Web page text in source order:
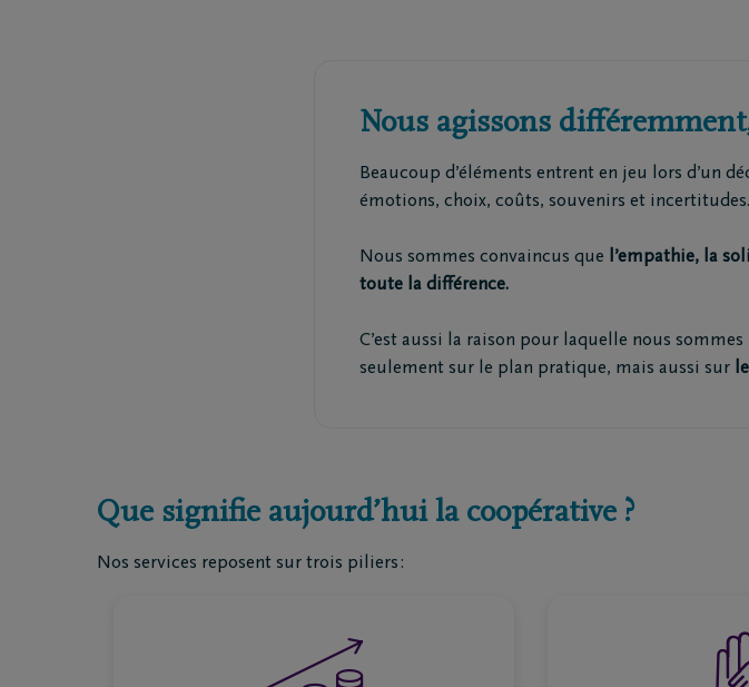
Événements
Blog
Nous agissons
Beaucoup d’éléments entrent en jeu lors d’un
émotions, choix, coûts, souvenirs et
Nous sommes convaincus que l’empathie, la
toute la différence.
C’est aussi la raison pour laquelle nous
seulement sur le plan pratique, mais aussi sur
Que signifie aujourd’hui la coopérative ?
Nos services reposent sur trois piliers :